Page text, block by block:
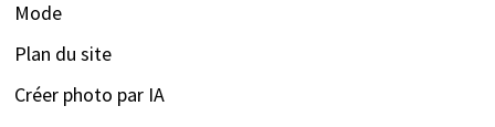
Mode
Plan du site
Créer photo par IA